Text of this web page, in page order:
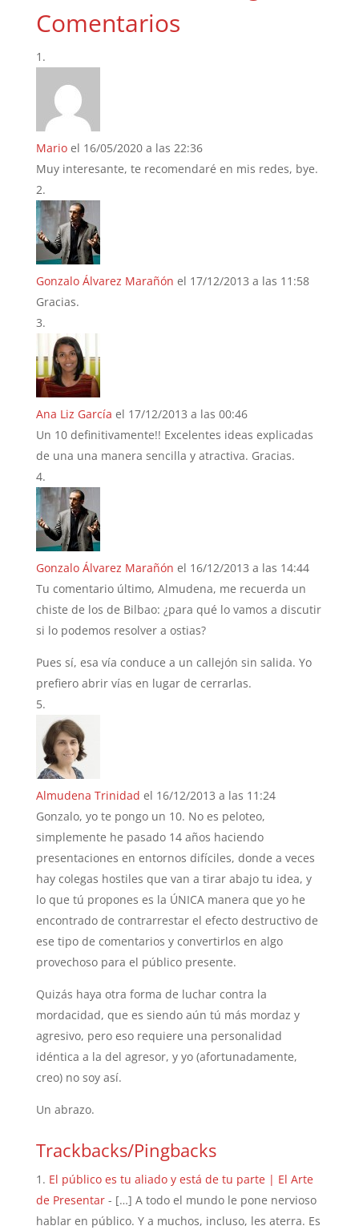
Comentarios
Mario el 16/05/2020 a las 22:36
Muy interesante, te recomendaré en mis redes, bye.
Gonzalo Álvarez Marañón el 17/12/2013 a las 11:58
Gracias.
Ana Liz García el 17/12/2013 a las 00:46
Un 10 definitivamente!! Excelentes ideas explicadas
de una una manera sencilla y atractiva. Gracias.
Gonzalo Álvarez Marañón el 16/12/2013 a las 14:44
Tu comentario último, Almudena, me recuerda un
chiste de los de Bilbao: ¿para qué lo vamos a discutir
si lo podemos resolver a ostias?
Pues sí, esa vía conduce a un callejón sin salida. Yo
prefiero abrir vías en lugar de cerrarlas.
Almudena Trinidad el 16/12/2013 a las 11:24
Gonzalo, yo te pongo un 10. No es peloteo,
simplemente he pasado 14 años haciendo
presentaciones en entornos difíciles, donde a veces
hay colegas hostiles que van a tirar abajo tu idea, y
lo que tú propones es la ÚNICA manera que yo he
encontrado de contrarrestar el efecto destructivo de
ese tipo de comentarios y convertirlos en algo
provechoso para el público presente.
Quizás haya otra forma de luchar contra la
mordacidad, que es siendo aún tú más mordaz y
agresivo, pero eso requiere una personalidad
idéntica a la del agresor, y yo (afortunadamente,
creo) no soy así.
Un abrazo.
Trackbacks/Pingbacks
El público es tu aliado y está de tu parte | El Arte
de Presentar- […] A todo el mundo le pone nervioso
hablar en público. Y a muchos, incluso, les aterra. Es